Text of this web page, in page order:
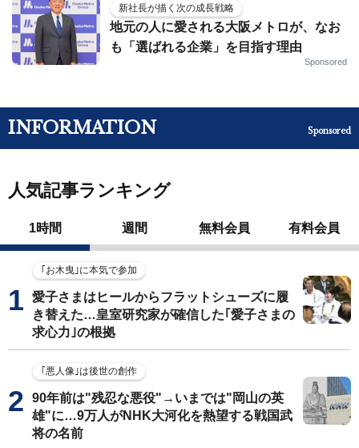
新社長が描く次の成長戦略
地元の人に愛される大阪メトロが、なお
も「選ばれる企業」を目指す理由
Sponsored
INFORMATION Sponsored
人気記事ランキング
1時間 週間 無料会員 有料会員
｢お木曳｣に本気で参加
愛子さまはヒールからフラットシューズに履
き替えた…皇室研究家が確信した｢愛子さまの
求心力｣の根拠
｢悪人像｣は後世の創作
90年前は"残忍な悪役"→いまでは"岡山の英
雄"に…9万人がNHK大河化を熱望する戦国武
将の名前